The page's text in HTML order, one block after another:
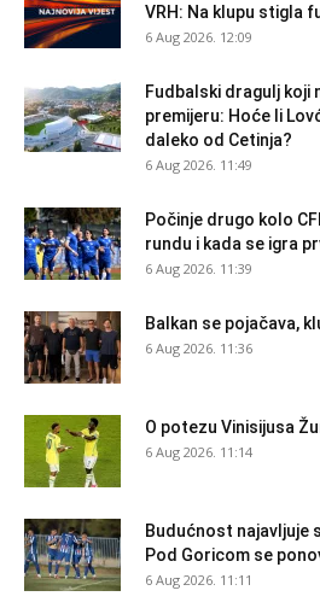
VRH: Na klupu stigla
6 Aug 2026. 12:09
Fudbalski dragulj koji
premijeru: Hoće li
daleko od Cetinja?
6 Aug 2026. 11:49
Počinje drugo kolo
rundu i kada se igra
6 Aug 2026. 11:39
Balkan se pojačava,
6 Aug 2026. 11:36
O potezu Vinisijusa
6 Aug 2026. 11:14
Budućnost najavljuje
Pod Goricom se
6 Aug 2026. 11:11